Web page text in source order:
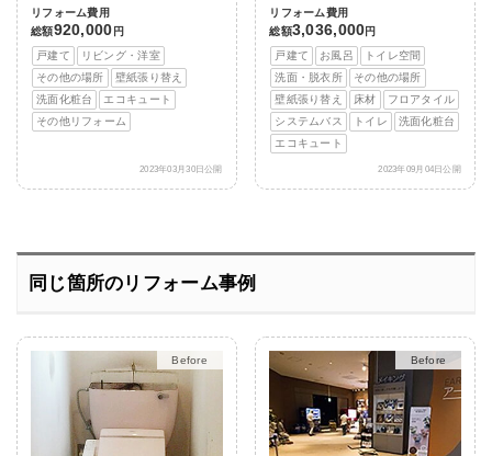
リフォーム費用
総額920,000 円
戸建て
リビング・洋室
その他の場所
壁紙張り替え
洗面化粧台
エコキュート
その他リフォーム
2023年03月30日公開
リフォーム費用
総額3,036,000円
戸建て
お風呂
トイレ空間
洗面・脱衣所
その他の場所
壁紙張り替え
床材
フロアタイル
システムバス
トイレ
洗面化粧台
エコキュート
2023年09月04日公開
同じ箇所のリフォーム事例
After After